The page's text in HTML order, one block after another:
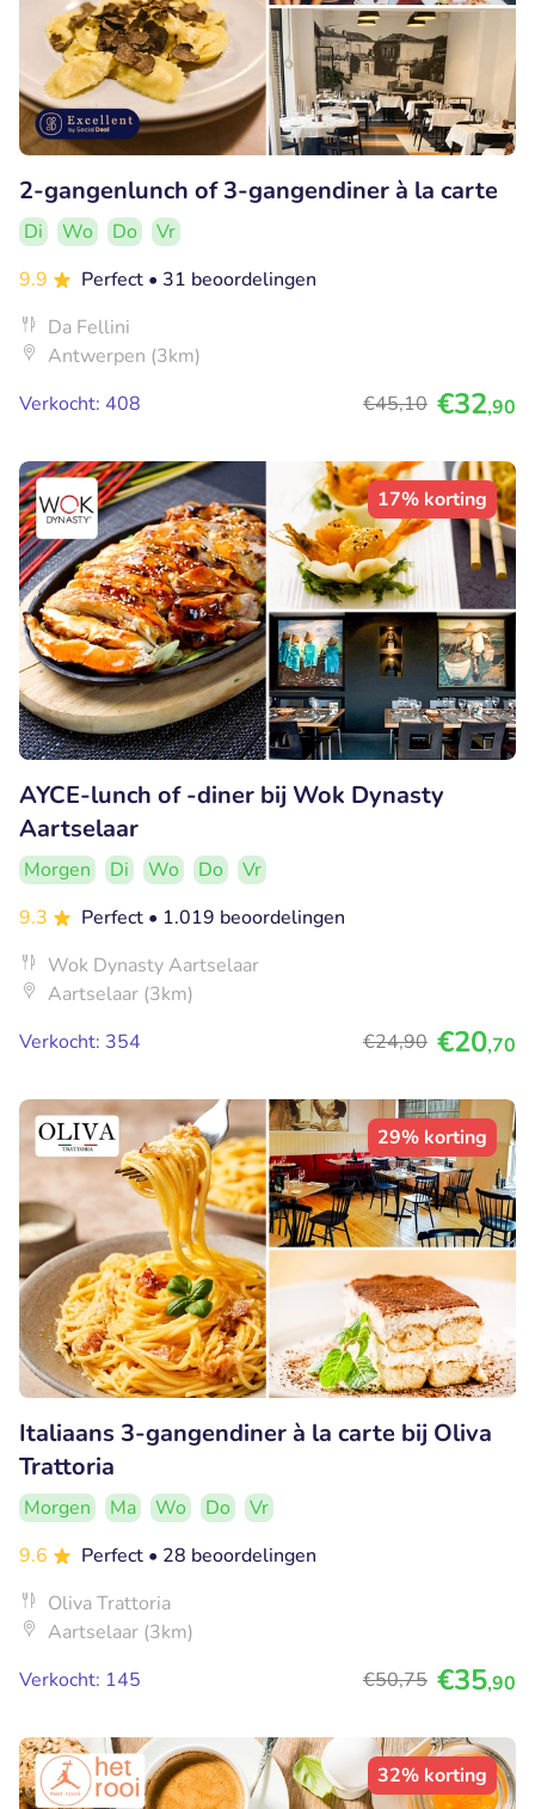
2-gangenlunch of 3-gangendiner à la carte
Di Wo Do
Vr
9.9
Perfect • 31 beoordelingen
Da Fellini
Antwerpen (3km)
Verkocht: 408
€45,10 €32,90
17% korting
AYCE-lunch of -diner bij Wok Dynasty
Aartselaar
Morgen Di Wo Do
Vr
9.3
Perfect • 1.019 beoordelingen
Wok Dynasty Aartselaar
Aartselaar (3km)
Verkocht: 354
€24,90 €20,70
29% korting
Italiaans 3-gangendiner à la carte bij Oliva
Trattoria
Morgen Ma Wo Do
Vr
9.6
Perfect • 28 beoordelingen
Oliva Trattoria
Aartselaar (3km)
Verkocht: 145
€50,75 €35,90
32% korting